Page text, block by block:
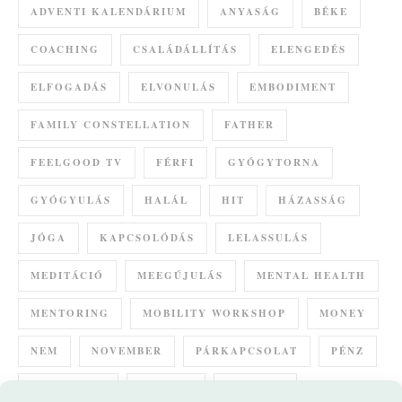
ADVENTI KALENDÁRIUM ANYASÁG BÉKE
COACHING CSALÁDÁLLÍTÁS ELENGEDÉS
ELFOGADÁS ELVONULÁS EMBODIMENT
FAMILY CONSTELLATION FATHER
FEELGOOD TV FÉRFI GYÓGYTORNA
GYÓGYULÁS HALÁL HIT HÁZASSÁG
JÓGA KAPCSOLÓDÁS LELASSULÁS
MEDITÁCIÓ MEEGÚJULÁS MENTAL HEALTH
MENTORING MOBILITY WORKSHOP MONEY
NEM NOVEMBER PÁRKAPCSOLAT PÉNZ